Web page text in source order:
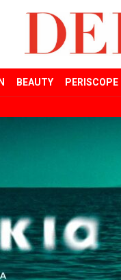
BEAUTY PERISCOPE